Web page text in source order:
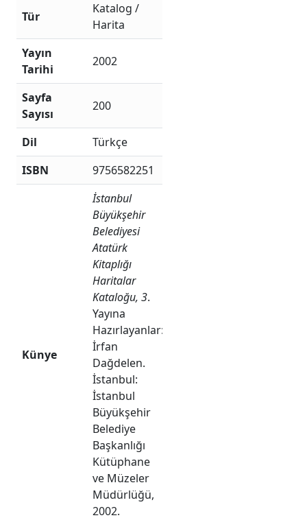
Tür
Katalog /
Harita
Yayın
Tarihi
2002
Sayfa
Sayısı
200
Dil
Türkçe
ISBN
9756582251
Künye
İstanbul
Büyükşehir
Belediyesi
Atatürk
Kitaplığı
Haritalar
Kataloğu, 3.
Yayına
Hazırlayanlar:
İrfan
Dağdelen.
İstanbul:
İstanbul
Büyükşehir
Belediye
Başkanlığı
Kütüphane
ve Müzeler
Müdürlüğü,
2002.